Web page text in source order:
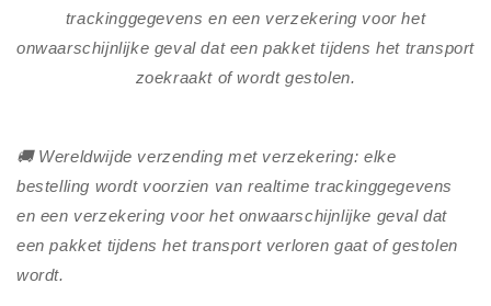
trackinggegevens en een verzekering voor het
onwaarschijnlijke geval dat een pakket tijdens het transport
zoekraakt of wordt gestolen.
🚚 Wereldwijde verzending met verzekering: elke
bestelling wordt voorzien van realtime trackinggegevens
en een verzekering voor het onwaarschijnlijke geval dat
een pakket tijdens het transport verloren gaat of gestolen
wordt.